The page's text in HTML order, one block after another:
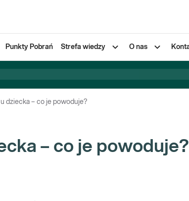
Punkty Pobrań Strefa wiedzy O nas
dziecka – co je powoduje?
– co je powoduje?